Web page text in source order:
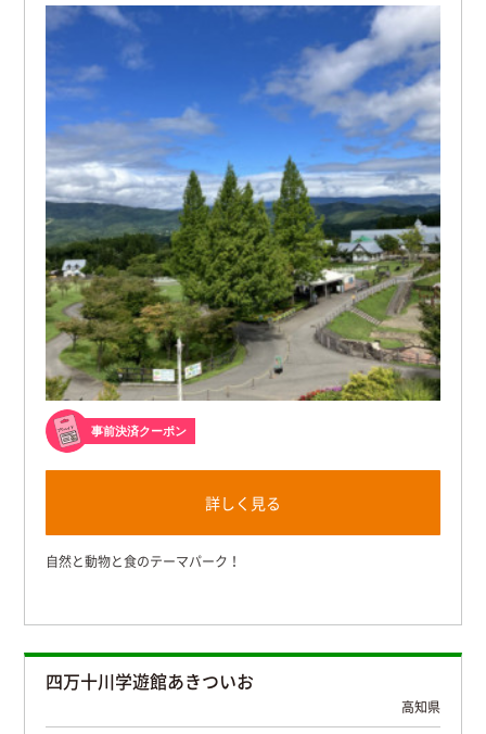
事前決済クーポン
詳しく見る
自然と動物と食のテーマパーク！
四万十川学遊館あきついお
高知県